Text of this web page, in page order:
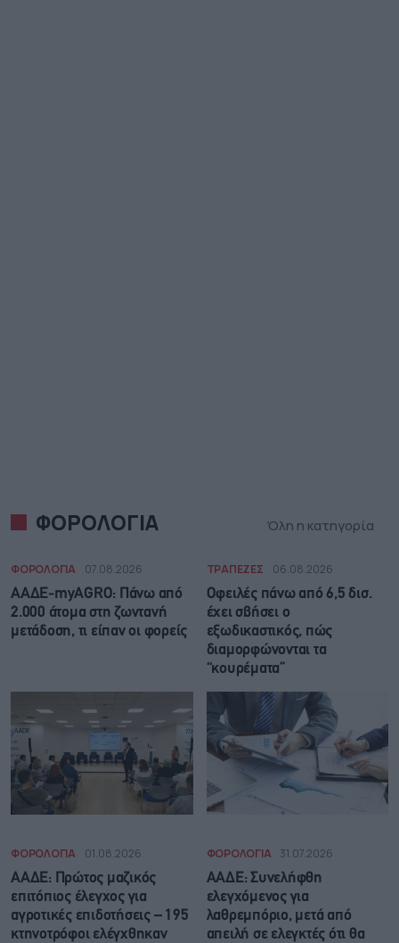
ΦΟΡΟΛΟΓΙΑ Όλη η κατηγορία
ΦΟΡΟΛΟΓΙΑ 07.08.2026
ΑΑΔΕ-myAGRO: Πάνω από
2.000 άτομα στη ζωντανή
μετάδοση, τι είπαν οι φορείς
ΤΡΑΠΕΖΕΣ 06.08.2026
Οφειλές πάνω από 6,5 δισ.
έχει σβήσει ο
εξωδικαστικός, πώς
διαμορφώνονται τα
“κουρέματα”
ΦΟΡΟΛΟΓΙΑ 01.08.2026
ΑΑΔΕ: Πρώτος μαζικός
επιτόπιος έλεγχος για
αγροτικές επιδοτήσεις – 195
κτηνοτρόφοι ελέγχθηκαν
ΦΟΡΟΛΟΓΙΑ 31.07.2026
ΑΑΔΕ: Συνελήφθη
ελεγχόμενος για
λαθρεμπόριο, μετά από
απειλή σε ελεγκτές ότι θα